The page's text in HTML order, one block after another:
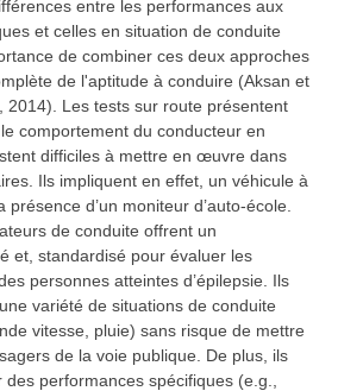
entre les performances aux
et celles en situation de conduite
de combiner ces deux approches
de l'aptitude à conduire (Aksan et
2014). Les tests sur route présentent
le comportement du conducteur en
difficiles à mettre en œuvre dans
Ils impliquent en effet, un véhicule à
d’un moniteur d’auto-école.
de conduite offrent un
et, standardisé pour évaluer les
personnes atteintes d’épilepsie. Ils
variété de situations de conduite
vitesse, pluie) sans risque de mettre
de la voie publique. De plus, ils
performances spécifiques (e.g.,